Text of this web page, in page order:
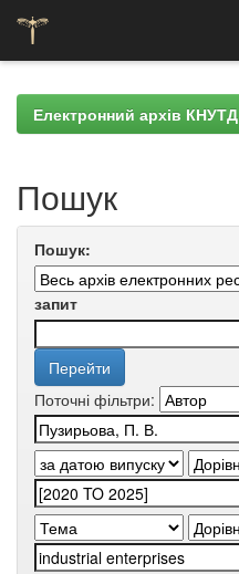
navigationЕлектронний архів КНУТД
Пошук
Пошук:
запит
Поточні фільтри: